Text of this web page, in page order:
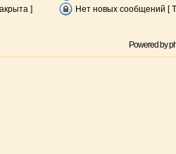
]
Нет новых сообщений [
Powered by